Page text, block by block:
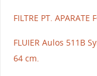
FILTRE PT. APARATE
FLUIER Aulos 511B
64 cm.